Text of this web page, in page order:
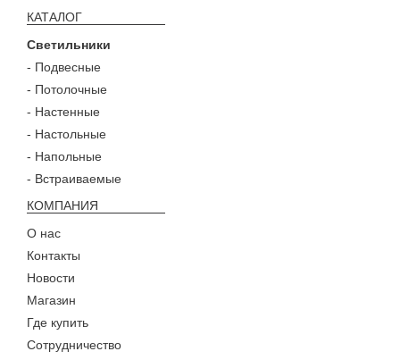
КАТАЛОГ
Светильники
- Подвесные
- Потолочные
- Настенные
- Настольные
- Напольные
- Встраиваемые
КОМПАНИЯ
О нас
Контакты
Новости
Магазин
Где купить
Сотрудничество